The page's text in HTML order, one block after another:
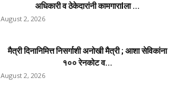
अधिकारी व ठेकेदारांनी कामगाराlला ...
August 2, 2026
मैत्री दिनानिमित्त निसर्गाशी अनोखी मैत्री ; आशा सेविकांना
१०० रेनकोट व...
August 2, 2026